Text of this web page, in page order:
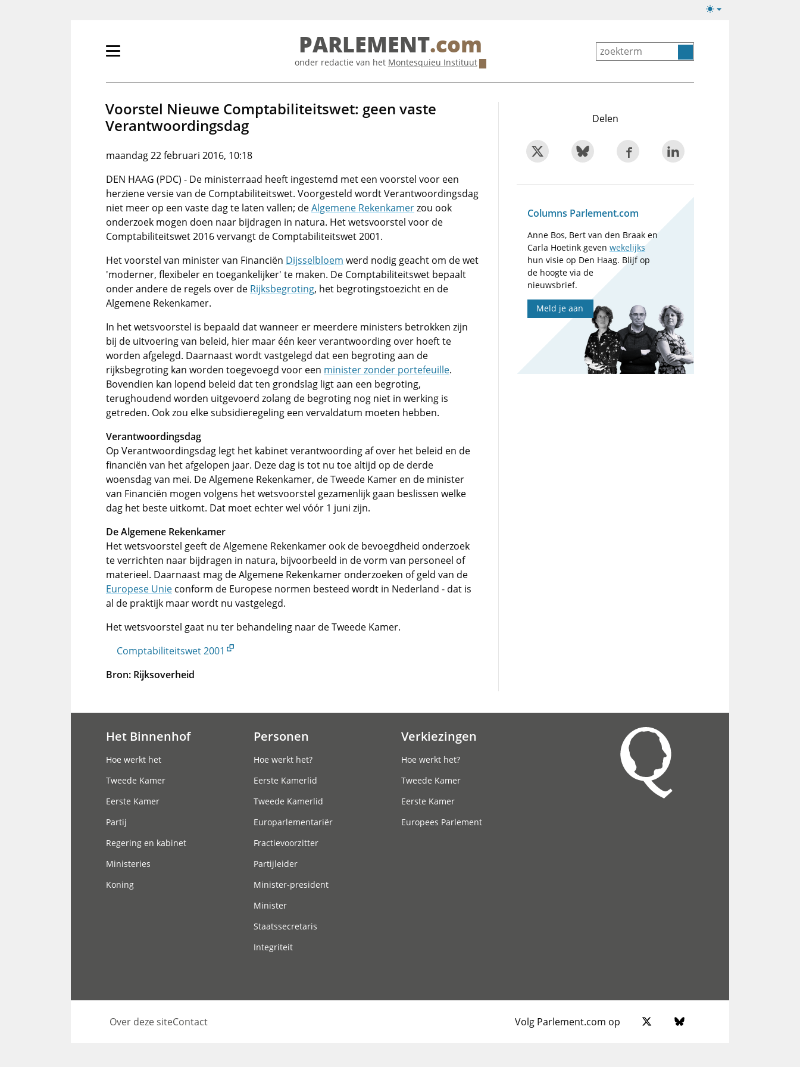
Lichte/donkere
Primair
tonen/verbergen
PARLEMENT.com
onder redactie van het Montesquieu Instituut
Voorstel Nieuwe Comptabiliteitswet: geen vaste
Verantwoordingsdag
maandag 22 februari 2016, 10:18
DEN HAAG (PDC) - De ministerraad heeft ingestemd met een voorstel voor een
herziene versie van de Comptabiliteitswet. Voorgesteld wordt Verantwoordingsdag
niet meer op een vaste dag te laten vallen; deAlgemene Rekenkamerzou ook
onderzoek mogen doen naar bijdragen in natura. Het wetsvoorstel voor de
Comptabiliteitswet 2016 vervangt de Comptabiliteitswet 2001.
Het voorstel van minister van Financiën Dijsselbloem werd nodig geacht om de wet
'moderner, flexibeler en toegankelijker' te maken. De Comptabiliteitswet bepaalt
onder andere de regels over de Rijksbegroting, het begrotingstoezicht en de
Algemene Rekenkamer.
In het wetsvoorstel is bepaald dat wanneer er meerdere ministers betrokken zijn
bij de uitvoering van beleid, hier maar één keer verantwoording over hoeft te
worden afgelegd. Daarnaast wordt vastgelegd dat een begroting aan de
rijksbegroting kan worden toegevoegd voor een minister zonder portefeuille.
Bovendien kan lopend beleid dat ten grondslag ligt aan een begroting,
terughoudend worden uitgevoerd zolang de begroting nog niet in werking is
getreden. Ook zou elke subsidieregeling een vervaldatum moeten hebben.
Verantwoordingsdag
Op Verantwoordingsdag legt het kabinet verantwoording af over het beleid en de
financiën van het afgelopen jaar. Deze dag is tot nu toe altijd op de derde
woensdag van mei. De Algemene Rekenkamer, de Tweede Kamer en de minister
van Financiën mogen volgens het wetsvoorstel gezamenlijk gaan beslissen welke
dag het beste uitkomt. Dat moet echter wel vóór 1 juni zijn.
De Algemene Rekenkamer
Het wetsvoorstel geeft de Algemene Rekenkamer ook de bevoegdheid onderzoek
te verrichten naar bijdragen in natura, bijvoorbeeld in de vorm van personeel of
materieel. Daarnaast mag de Algemene Rekenkamer onderzoeken of geld van de
Europese Unie conform de Europese normen besteed wordt in Nederland - dat is
al de praktijk maar wordt nu vastgelegd.
Het wetsvoorstel gaat nu ter behandeling naar de Tweede Kamer.
Comptabiliteitswet 2001
Bron: Rijksoverheid
Delen
Columns Parlement.com
Anne Bos, Bert van den Braak en
Carla Hoetink gevenwekelijks
hun visie op Den Haag. Blijf op
de hoogte via de
nieuwsbrief.
Meld je aan
Het Binnenhof
Hoe werkt het
Tweede Kamer
Eerste Kamer
Partij
Regering en kabinet
Ministeries
Koning
Personen
Hoe werkt het?
Eerste Kamerlid
Tweede Kamerlid
Europarlementariër
Fractievoorzitter
Partijleider
Minister-president
Minister
Staatssecretaris
Integriteit
Verkiezingen
Hoe werkt het?
Tweede Kamer
Eerste Kamer
Europees Parlement
Over deze siteContact Volg Parlement.com op